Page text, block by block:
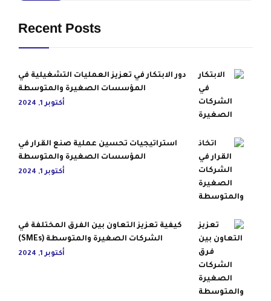
Recent Posts
دور الابتكار في تعزيز العمليات التشغيلية في
المؤسسات الصغيرة والمتوسطة
أكتوبر 1, 2024
استراتيجيات تحسين عملية صنع القرار في
المؤسسات الصغيرة والمتوسطة
أكتوبر 1, 2024
كيفية تعزيز التعاون بين الفرق المختلفة في
الشركات الصغيرة والمتوسطة (SMEs)
أكتوبر 1, 2024